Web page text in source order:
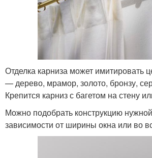
Отделка карниза может имитировать
— дерево, мрамор, золото, бронзу,
Крепится карниз с багетом на стену
Можно подобрать конструкцию
зависимости от ширины окна или во